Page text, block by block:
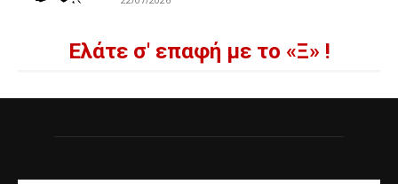
Ελάτε σ' επαφή με το «Ξ» !